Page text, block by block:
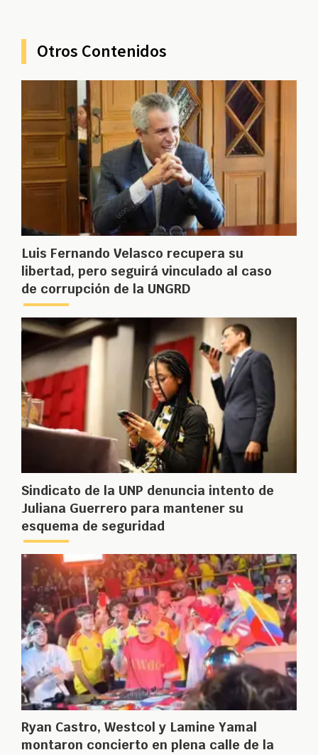
Otros Contenidos
Luis Fernando Velasco recupera su
libertad, pero seguirá vinculado al caso
de corrupción de la UNGRD
Sindicato de la UNP denuncia intento de
Juliana Guerrero para mantener su
esquema de seguridad
Ryan Castro, Westcol y Lamine Yamal
montaron concierto en plena calle de la